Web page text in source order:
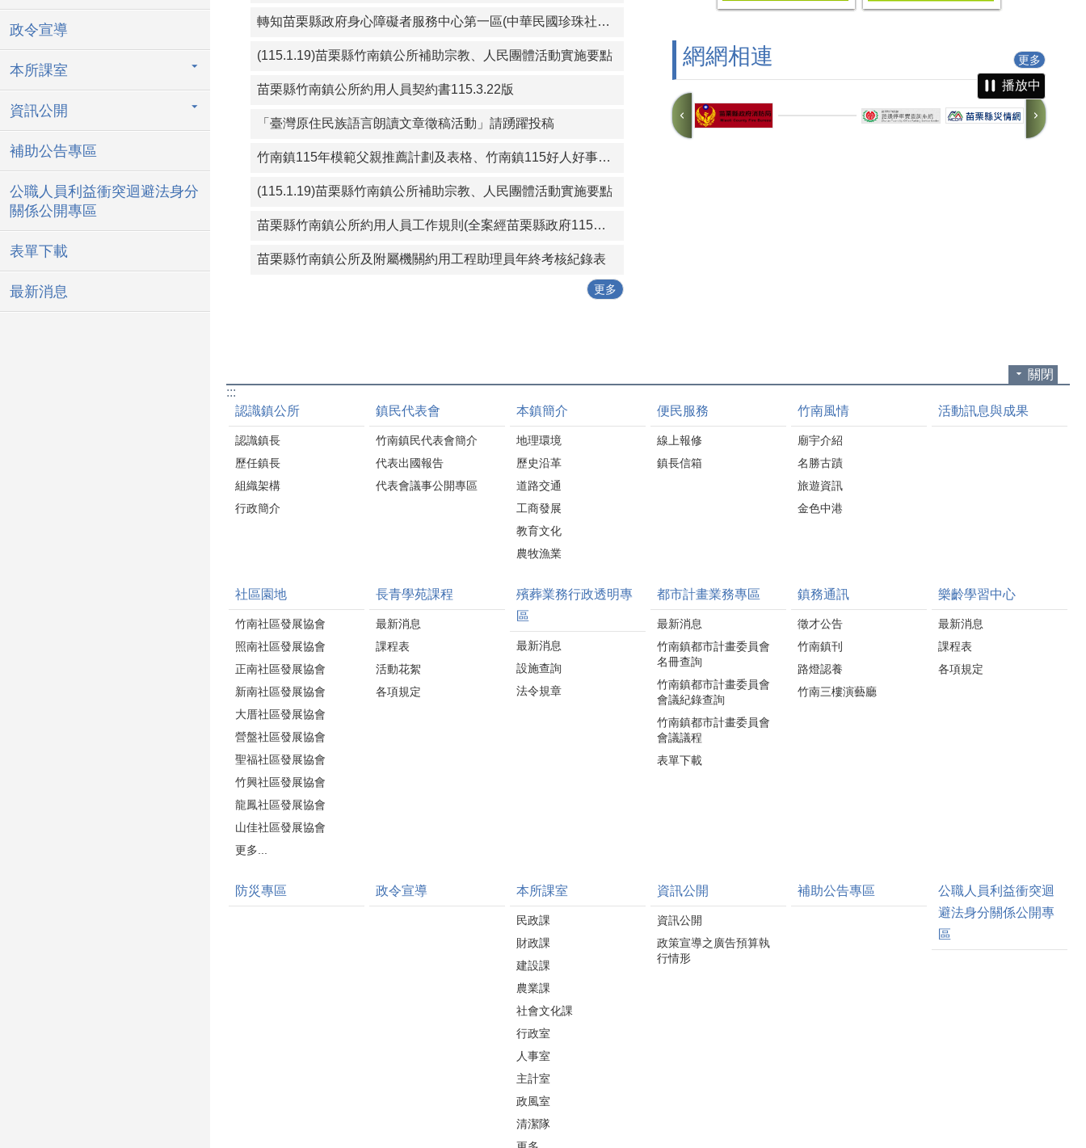
政令宣導
本所課室
資訊公開
補助公告專區
公職人員利益衝突迴避法身分
關係公開專區
表單下載
最新消息
轉知苗栗縣政府身心障礙者服務中心第一區(中華民國珍珠社會福利服務協會承辦)辦理「一家心聚系列宣導活動」第1次活動簡章
(115.1.19)苗栗縣竹南鎮公所補助宗教、人民團體活動實施要點
苗栗縣竹南鎮公所約用人員契約書115.3.22版
「臺灣原住民族語言朗讀文章徵稿活動」請踴躍投稿
竹南鎮115年模範父親推薦計劃及表格、竹南鎮115好人好事代表推薦計畫及表格
(115.1.19)苗栗縣竹南鎮公所補助宗教、人民團體活動實施要點
苗栗縣竹南鎮公所約用人員工作規則(全案經苗栗縣政府115年1月19日府勞資字第1150005614號同意備查)
苗栗縣竹南鎮公所及附屬機關約用工程助理員年終考核紀錄表
更多
網網相連
播放中
更多
關閉
:::
認識鎮公所
認識鎮長
歷任鎮長
組織架構
行政簡介
鎮民代表會
竹南鎮民代表會簡介
代表出國報告
代表會議事公開專區
本鎮簡介
地理環境
歷史沿革
道路交通
工商發展
教育文化
農牧漁業
便民服務
線上報修
鎮長信箱
竹南風情
廟宇介紹
名勝古蹟
旅遊資訊
金色中港
活動訊息與成果
社區園地
竹南社區發展協會
照南社區發展協會
正南社區發展協會
新南社區發展協會
大厝社區發展協會
營盤社區發展協會
聖福社區發展協會
竹興社區發展協會
龍鳳社區發展協會
山佳社區發展協會
更多...
長青學苑課程
最新消息
課程表
活動花絮
各項規定
殯葬業務行政透明專
區
最新消息
設施查詢
法令規章
都市計畫業務專區
最新消息
竹南鎮都市計畫委員會
名冊查詢
竹南鎮都市計畫委員會
會議紀錄查詢
竹南鎮都市計畫委員會
會議議程
表單下載
鎮務通訊
徵才公告
竹南鎮刊
路燈認養
竹南三樓演藝廳
樂齡學習中心
最新消息
課程表
各項規定
防災專區 政令宣導 本所課室
民政課
財政課
建設課
農業課
社會文化課
行政室
人事室
主計室
政風室
清潔隊
資訊公開
資訊公開
政策宣導之廣告預算執
行情形
補助公告專區
公職人員利益衝突迴
避法身分關係公開專
區